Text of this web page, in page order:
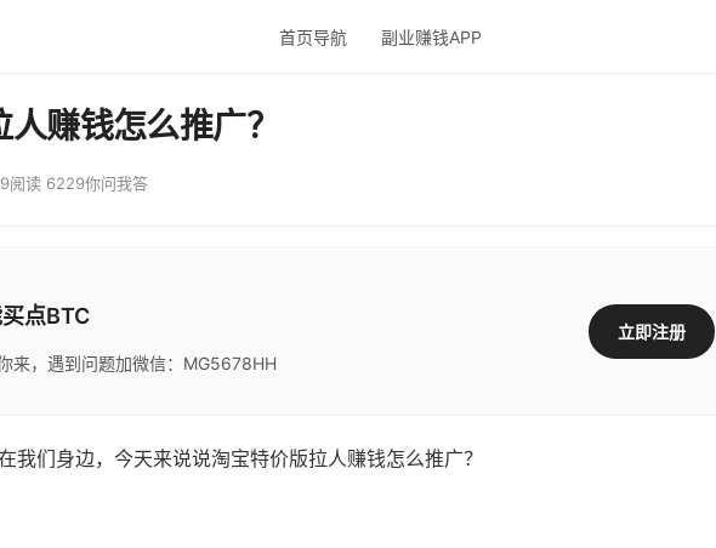
首页导航 副业赚钱APP
赚钱怎么推广？
阅读 6229你问我答
点BTC
来，遇到问题加微信：MG5678HH
立即注册
们身边，今天来说说淘宝特价版拉人赚钱怎么推广？